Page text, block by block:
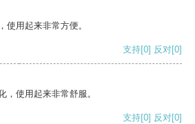
使用起来非常方便。
支持[0] 反对[0]
，使用起来非常舒服。
支持[0] 反对[0]